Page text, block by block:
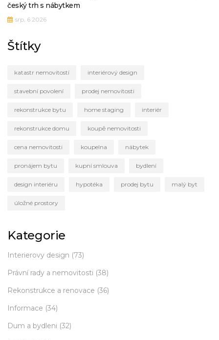
český trh s nábytkem
srp, 6 2026
Štítky
katastr nemovitostí interiérový design
stavební povolení prodej nemovitosti
rekonstrukce bytu home staging interiér
rekonstrukce domu koupě nemovitosti
cena nemovitosti koupelna nábytek
pronájem bytu kupní smlouva bydlení
design interiéru hypotéka prodej bytu malý byt
úložné prostory
Kategorie
Interierovy design (73)
Právní rady a nemovitosti (38)
Rekonstrukce a renovace (36)
Informace (34)
Dum a bydleni (32)